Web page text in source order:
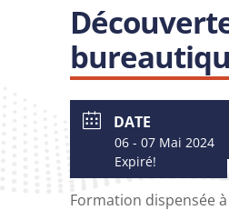
DATE
06 - 07 Mai 2024
Expiré!
Formation dispensée